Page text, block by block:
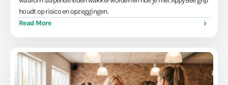
houdt op risico en opzeggingen.
Read More